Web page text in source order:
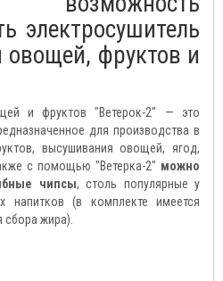
электросушитель
овощей, фруктов и
и фруктов "Ветерок-2" — это
для производства в
высушивания овощей, ягод,
с помощью "Ветерка-2" можно
чипсы, столь популярные у
напитков (в комплекте имеется
сбора жира).